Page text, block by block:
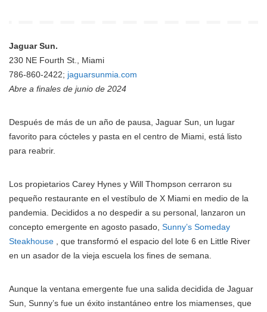
Jaguar Sun.
230 NE Fourth St., Miami
786-860-2422; jaguarsunmia.com
Abre a finales de junio de 2024
Después de más de un año de pausa, Jaguar Sun, un lugar
favorito para cócteles y pasta en el centro de Miami, está listo
para reabrir.
Los propietarios Carey Hynes y Will Thompson cerraron su
pequeño restaurante en el vestíbulo de X Miami en medio de la
pandemia. Decididos a no despedir a su personal, lanzaron un
concepto emergente en agosto pasado, Sunny’s Someday
Steakhouse , que transformó el espacio del lote 6 en Little River
en un asador de la vieja escuela los fines de semana.
Aunque la ventana emergente fue una salida decidida de Jaguar
Sun, Sunny’s fue un éxito instantáneo entre los miamenses, que